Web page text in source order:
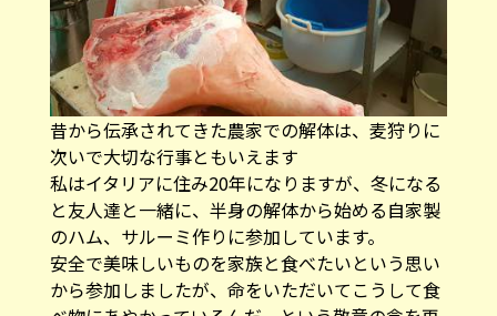
昔から伝承されてきた農家での解体は、麦狩りに
次いで大切な行事ともいえます
私はイタリアに住み20年になりますが、冬になる
と友人達と一緒に、半身の解体から始める自家製
のハム、サルーミ作りに参加しています。
安全で美味しいものを家族と食べたいという思い
から参加しましたが、命をいただいてこうして食